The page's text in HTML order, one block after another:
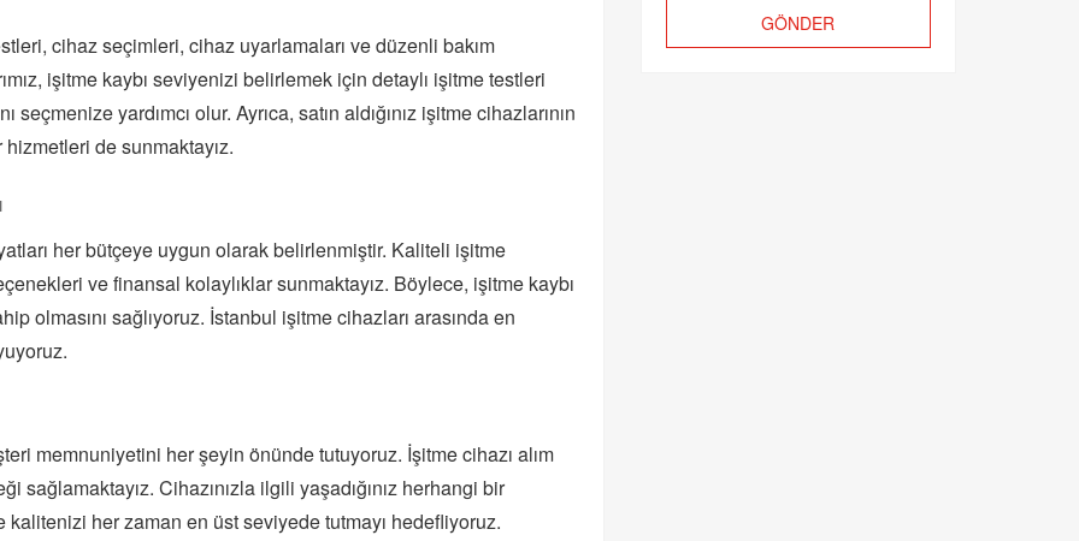
cihaz seçimleri, cihaz uyarlamaları ve düzenli bakım
işitme kaybı seviyenizi belirlemek için detaylı işitme testleri
yardımcı olur. Ayrıca, satın aldığınız işitme cihazlarının
de sunmaktayız.
her bütçeye uygun olarak belirlenmiştir. Kaliteli işitme
ve finansal kolaylıklar sunmaktayız. Böylece, işitme kaybı
olmasını sağlıyoruz. İstanbul işitme cihazları arasında en
memnuniyetini her şeyin önünde tutuyoruz. İşitme cihazı alım
sağlamaktayız. Cihazınızla ilgili yaşadığınız herhangi bir
kalitenizi her zaman en üst seviyede tutmayı hedefliyoruz.
GÖNDER